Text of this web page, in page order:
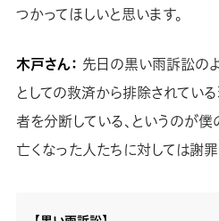
つかってほしいと思います。
木戸さん： 先日の黒い雨訴訟のよ
としての救済から排除されてい
者を分断している、というのが
亡くなった人たちに対しては謝罪